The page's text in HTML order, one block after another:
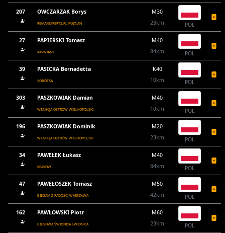
207 OWCZARZAK Borys
REMAXEXPERTS.PL POZNAŃ
M30
23km
POL
27 PAPIERSKI Tomasz
KARWIANY
M40
84km
POL
39 PASICKA Bernadetta
SOBÓTKA
K40
10km
POL
303 PASZKOWIAK Damian
WENECJA OSTRÓW WIELKOPOLSKI
M40
10km
POL
196 PASZKOWIAK Dominik
WENECJA OSTRÓW WIELKOPOLSKI
M20
23km
POL
34 PAWEŁEK Łukasz
KRAKÓW
M40
84km
POL
47 PAWEŁOSZEK Tomasz
BIEGAM Z RADOŚCI WARSZAWA
M50
42km
POL
162 PAWŁOWSKI Piotr
BIEGOWA ŚWIDNICA ŚWIDNICA
M60
23km
POL